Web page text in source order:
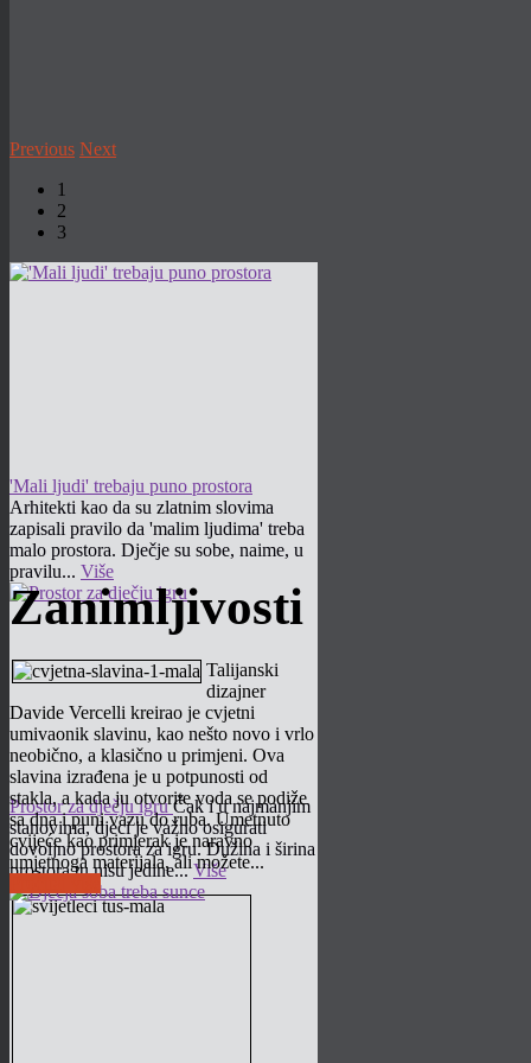
Previous Next
1
2
3
'Mali ljudi' trebaju puno prostora
Arhitekti kao da su zlatnim slovima
zapisali pravilo da 'malim ljudima' treba
malo prostora. Dječje su sobe, naime, u
pravilu... Više
Prostor za dječju igruČak i u najmanjim
stanovima, djeci je važno osigurati
dovoljno prostora za igru. Dužina i širina
prostora tu nisu jedine...Više
Zanimljivosti
Talijanski
dizajner
Davide Vercelli kreirao je cvjetni
umivaonik slavinu, kao nešto novo i vrlo
neobično, a klasično u primjeni. Ova
slavina izrađena je u potpunosti od
stakla, a kada ju otvorite voda se podiže
sa dna i puni vazu do ruba. Umetnuto
cvijeće kao primjerak je naravno
umjetnoga materijala, ali možete...